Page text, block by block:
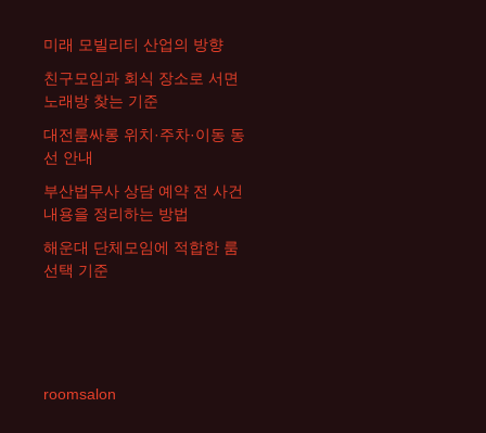
미래 모빌리티 산업의 방향
친구모임과 회식 장소로 서면
노래방 찾는 기준
대전룸싸롱 위치·주차·이동 동
선 안내
부산법무사 상담 예약 전 사건
내용을 정리하는 방법
해운대 단체모임에 적합한 룸
선택 기준
roomsalon